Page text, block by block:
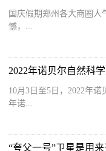
国庆假期郑州各大商圈人
憾，...
10月3日至5日，2022年
年诺...